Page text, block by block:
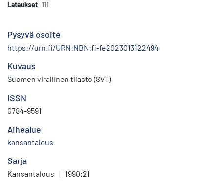
Lataukset 111
Pysyvä osoite
https://urn.fi/URN:NBN:fi-fe2023013122494
Kuvaus
Suomen virallinen tilasto (SVT)
ISSN
0784-9591
Aihealue
kansantalous
Sarja
Kansantalous | 1990:21